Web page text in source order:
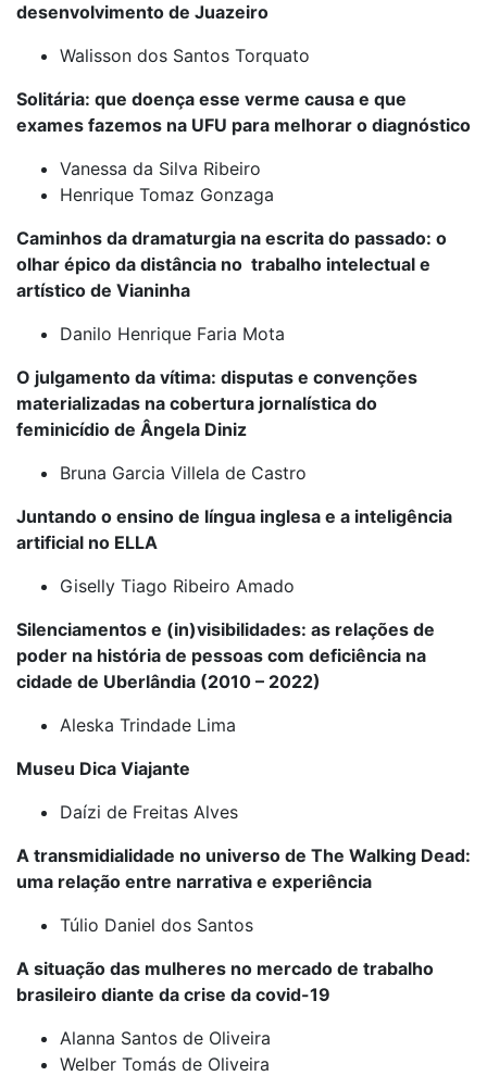
desenvolvimento de Juazeiro
Walisson dos Santos Torquato
Solitária: que doença esse verme causa e que
exames fazemos na UFU para melhorar o diagnóstico
Vanessa da Silva Ribeiro
Henrique Tomaz Gonzaga
Caminhos da dramaturgia na escrita do passado: o
olhar épico da distância no trabalho intelectual e
artístico de Vianinha
Danilo Henrique Faria Mota
O julgamento da vítima: disputas e convenções
materializadas na cobertura jornalística do
feminicídio de Ângela Diniz
Bruna Garcia Villela de Castro
Juntando o ensino de língua inglesa e a inteligência
artificial no ELLA
Giselly Tiago Ribeiro Amado
Silenciamentos e (in)visibilidades: as relações de
poder na história de pessoas com deficiência na
cidade de Uberlândia (2010 – 2022)
Aleska Trindade Lima
Museu Dica Viajante
Daízi de Freitas Alves
A transmidialidade no universo de The Walking Dead:
uma relação entre narrativa e experiência
Túlio Daniel dos Santos
A situação das mulheres no mercado de trabalho
brasileiro diante da crise da covid-19
Alanna Santos de Oliveira
Welber Tomás de Oliveira